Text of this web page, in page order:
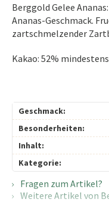
Berggold Gelee
Ananas-Geschmack.
zartschmelzender
Kakao: 52%
Geschmack:
Besonderheiten:
Inhalt:
Kategorie:
Fragen zum Artikel?
Weitere Artikel von